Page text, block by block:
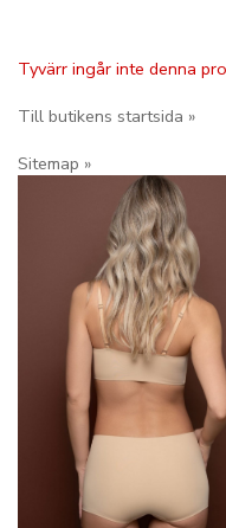
Tyvärr ingår inte denna
Till butikens startsida »
Sitemap »